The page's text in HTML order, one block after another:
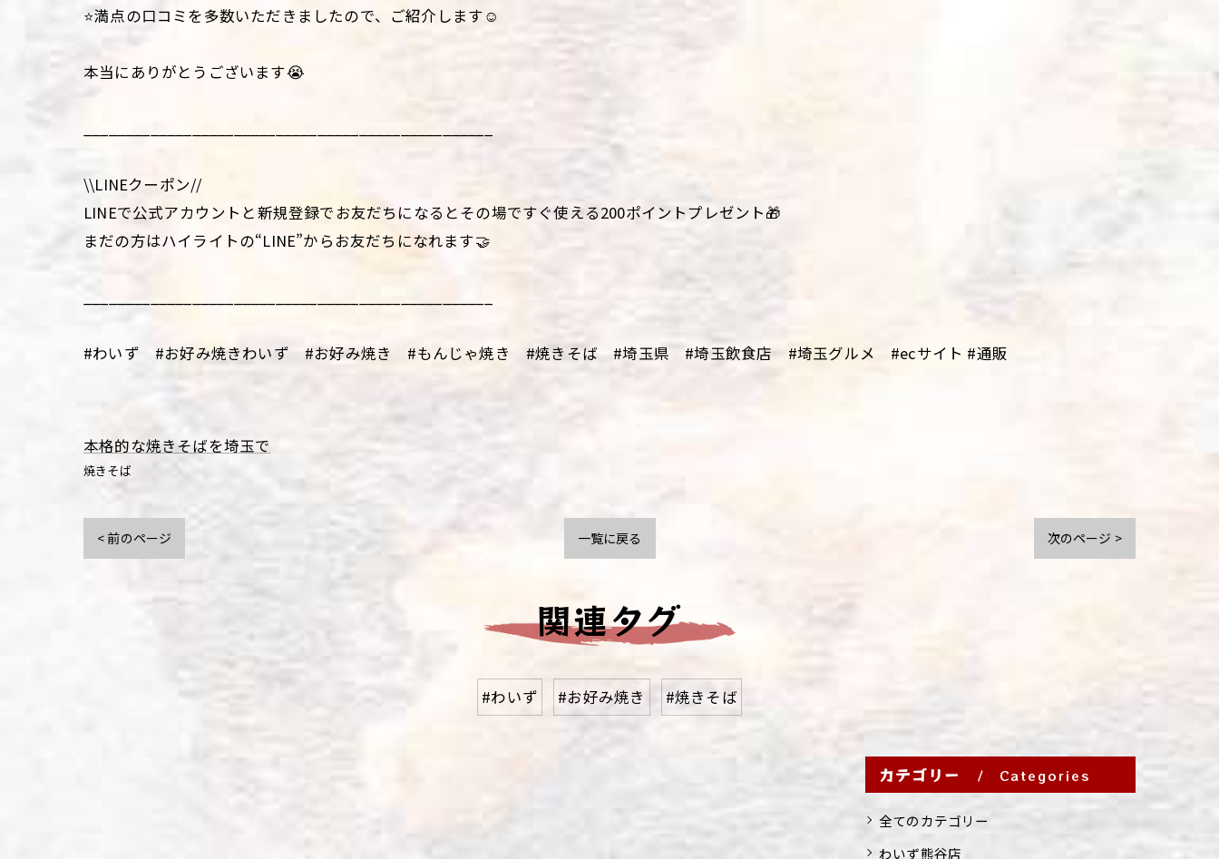
⭐️満点の口コミを多数いただきましたので、ご紹介します☺️
本当にありがとうございます😭
\\LINEクーポン//
LINEで公式アカウントと新規登録でお友だちになるとその場ですぐ使える200ポイントプレゼント🎁
まだの方はハイライトの“LINE”からお友だちになれます🤝
#わいず #お好み焼きわいず #お好み焼き #もんじゃ焼き #焼きそば #埼玉県 #埼玉飲食店 #埼玉グルメ #ecサイト #通販
本格的な焼きそばを埼玉で
焼きそば
< 前のページ 一覧に戻る 次のページ >
関連タグ
#わいず #お好み焼き #焼きそば
カテゴリー Categories
全てのカテゴリー
わいず熊谷店